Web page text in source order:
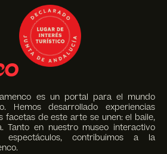
es un portal para el mundo
Hemos desarrollado experiencias
facetas de este arte se unen: el baile,
en nuestro museo interactivo
contribuimos a la